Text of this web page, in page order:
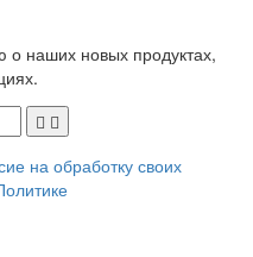
наших новых продуктах,
на обработку своих